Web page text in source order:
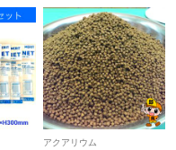
アクアリウム